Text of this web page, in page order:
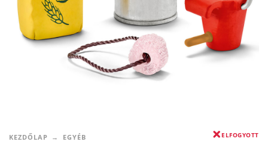
KEZDŐLAP EGYÉB ELFOGYOTT